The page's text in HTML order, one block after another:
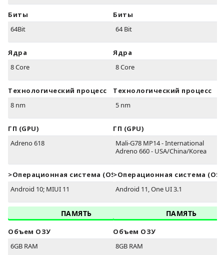
Биты
64Bit
Ядра
8 Core
Технологический процесс
8 nm
ГП (GPU)
Adreno 618
>Oперационная система (OS)
Android 10; MIUI 11
ПАМЯТЬ
Объем ОЗУ
6GB RAM
Биты
64 Bit
Ядра
8 Core
Технологический процесс
5 nm
ГП (GPU)
Mali-G78 MP14 - International
Adreno 660 - USA/China/Korea
>Oперационная система (OS)
Android 11, One UI 3.1
ПАМЯТЬ
Объем ОЗУ
8GB RAM